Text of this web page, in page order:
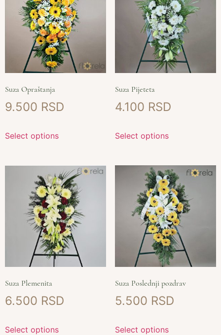
Suza Opraštanja
9.500
Select options
Suza Pijeteta
4.100
Select options
Suza Plemenita
6.500
Select options
Suza Poslednji pozdrav
5.500
Select options